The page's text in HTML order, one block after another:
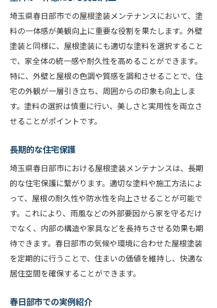
埼玉県春日部市での屋根塗装メンテナンスにおいて、塗
料の一体感が美観向上に重要な役割を果たします。外壁
塗装と同様に、屋根塗装にも適切な塗料を選択すること
で、家全体の統一感や耐久性を高めることができます。
特に、外壁と屋根の色調や質感を調和させることで、住
宅の外観が一層引き立ち、周囲からの印象も向上しま
す。塗料の選択は慎重に行い、美しさと実用性を両立さ
せることがポイントです。
長期的な住宅保護
埼玉県春日部市における屋根塗装メンテナンスは、長期
的な住宅保護に繋がります。適切な塗料や施工方法によ
って、屋根の耐久性や防水性を向上させることが可能で
す。これにより、雨風などの外部要因から家を守るだけ
でなく、内部の構造や家具などを長持ちさせる効果も期
待できます。春日部市の気候や環境に合わせた屋根塗装
を定期的に行うことで、住まいの価値を維持し、快適な
居住空間を確保することができます。
春日部市での実例紹介